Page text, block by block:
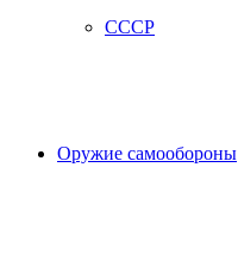
СССР
Оружие самообороны